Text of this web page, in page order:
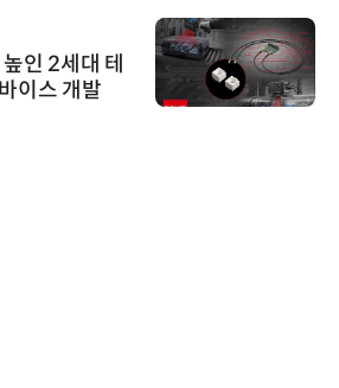
인 2세대 테
이스 개발